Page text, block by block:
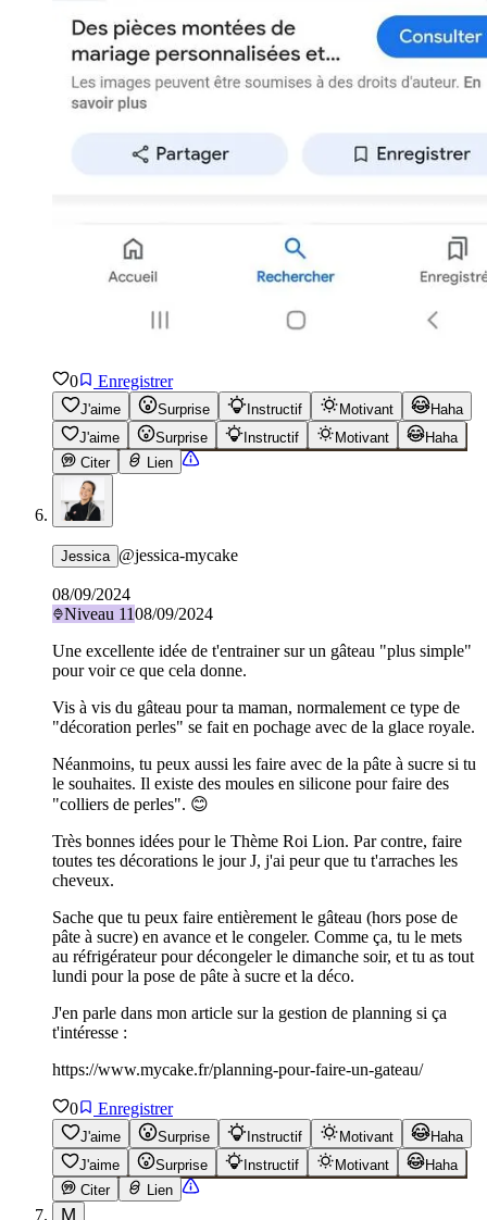
0 Enregistrer
J'aime Surprise Instructif Motivant
Haha
J'aime
Surprise Instructif Motivant
Haha
Citer
Lien
Jessica @jessica-mycake
08/09/2024
Niveau 1108/09/2024
Une excellente idée de t'entrainer sur un gâteau "plus simple"
pour voir ce que cela donne.
Vis à vis du gâteau pour ta maman, normalement ce type de
"décoration perles" se fait en pochage avec de la glace royale.
Néanmoins, tu peux aussi les faire avec de la pâte à sucre si tu
le souhaites. Il existe des moules en silicone pour faire des
"colliers de perles". 😊
Très bonnes idées pour le Thème Roi Lion. Par contre, faire
toutes tes décorations le jour J, j'ai peur que tu t'arraches les
cheveux.
Sache que tu peux faire entièrement le gâteau (hors pose de
pâte à sucre) en avance et le congeler. Comme ça, tu le mets
au réfrigérateur pour décongeler le dimanche soir, et tu as tout
lundi pour la pose de pâte à sucre et la déco.
J'en parle dans mon article sur la gestion de planning si ça
t'intéresse :
https://www.mycake.fr/planning-pour-faire-un-gateau/
0 Enregistrer
J'aime Surprise Instructif Motivant
Haha
J'aime
Surprise Instructif Motivant
Haha
Citer
Lien
M